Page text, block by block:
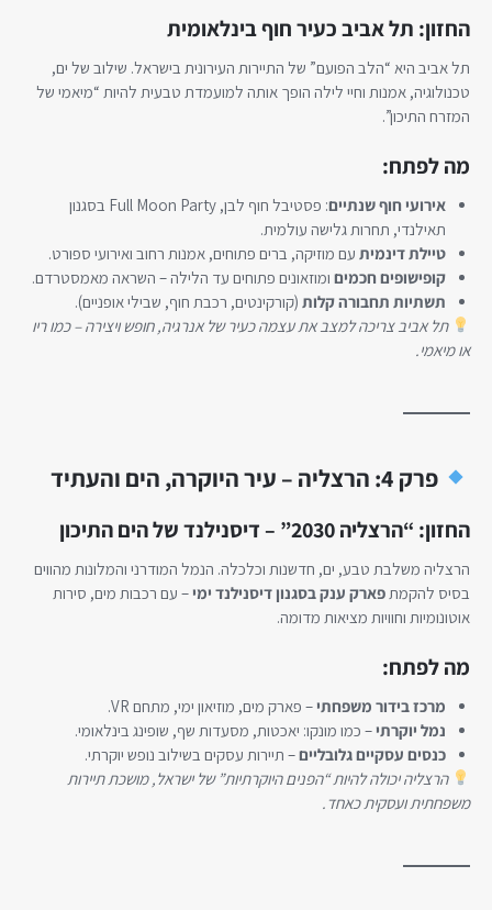
החזון: תל אביב כעיר חוף בינלאומית
תל אביב היא “הלב הפועם” של התיירות העירונית בישראל. שילוב של ים,
טכנולוגיה, אמנות וחיי לילה הופך אותה למועמדת טבעית להיות “מיאמי של
המזרח התיכון”.
מה לפתח:
אירועי חוף שנתיים
: פסטיבל חוף לבן, Full Moon Party בסגנון
תאילנדי, תחרות גלישה עולמית.
טיילת דינמית עם מוזיקה, ברים פתוחים, אמנות רחוב ואירועי ספורט.
קופישופים חכמים ומוזאונים פתוחים עד הלילה – השראה מאמסטרדם.
תשתיות תחבורה קלות (קורקינטים, רכבת חוף, שבילי אופניים).
תל אביב צריכה למצב את עצמה כעיר של אנרגיה, חופש ויצירה – כמו ריו
או מיאמי.
פרק 4: הרצליה – עיר היוקרה, הים והעתיד
החזון: “הרצליה 2030” – דיסנילנד של הים התיכון
הרצליה משלבת טבע, ים, חדשנות וכלכלה. הנמל המודרני והמלונות מהווים
בסיס להקמת פארק ענק בסגנון דיסנילנד ימי– עם רכבות מים, סירות
אוטונומיות וחוויות מציאות מדומה.
מה לפתח:
מרכז בידור משפחתי– פארק מים, מוזיאון ימי, מתחם VR.
נמל יוקרתי– כמו מונקו: יאכטות, מסעדות שף, שופינג בינלאומי.
כנסים עסקיים גלובליים– תיירות עסקים בשילוב נופש יוקרתי.
הרצליה יכולה להיות “הפנים היוקרתיות” של ישראל, מושכת תיירות
משפחתית ועסקית כאחד.